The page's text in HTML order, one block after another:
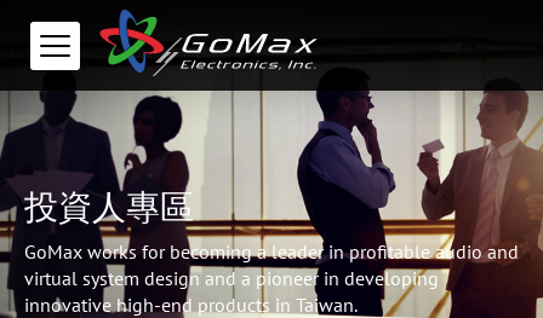
投資人專區
GoMax works for becoming a leader in profitable audio and
virtual system design and a pioneer in developing
innovative high-end products in Taiwan.